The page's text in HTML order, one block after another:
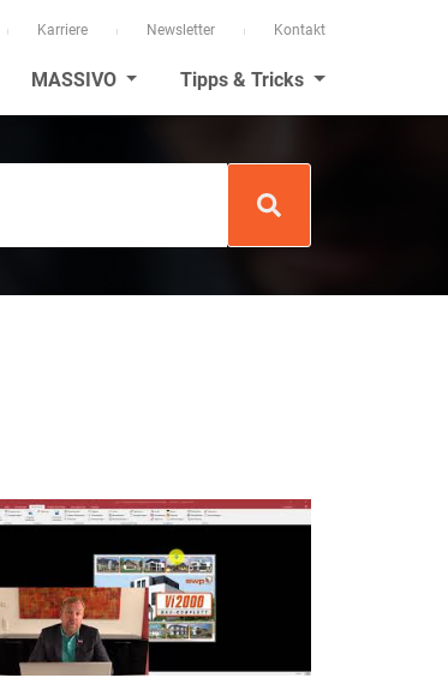
Karriere Newsletter Kontakt
MASSIVO Tipps & Tricks